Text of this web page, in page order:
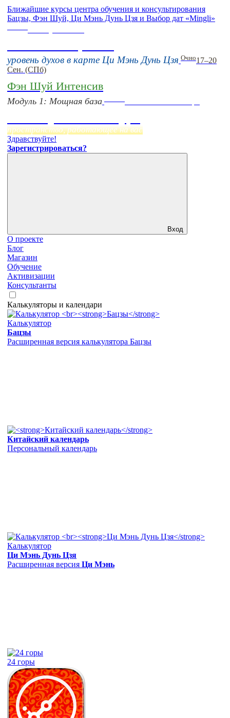
Ближайшие курсы центра обучения и консультирования
Бацзы, Фэн Шуй, Ци Мэнь Дунь Цзя и Выбор дат «Mingli»
уровень духов в карте Ци Мэнь Дунь Цзя Очно17–20
Сен. (СПб)
Фэн Шуй Интенсив
Модуль 1: Мощная база
пространство, работающее на вас
Здравствуйте!
Зарегистрироваться?
Вход
О проекте
Блог
Магазин
Обучение
Активизации
Консультанты
Калькуляторы и календари
Калькулятор
Бацзы
Расширенная версия калькулятора Бацзы
Китайский календарь
Персональный календарь
Калькулятор
Ци Мэнь Дунь Цзя
Расширенная версия Ци Мэнь
24 горы